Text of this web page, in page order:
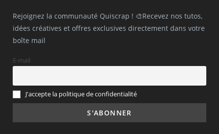
Rejoignez la communauté Quiscrap ! 🎨Recevez nos tutos,
idées créatives et offres exclusives directement dans votre
boîte mail
E-mail
J'accepte la politique de confidentialité